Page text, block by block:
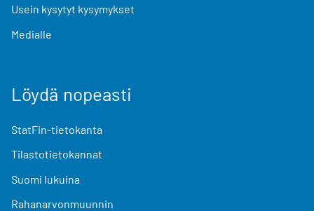
Usein kysytyt kysymykset
Medialle
Löydä nopeasti
StatFin-tietokanta
Tilastotietokannat
Suomi lukuina
Rahanarvonmuunnin